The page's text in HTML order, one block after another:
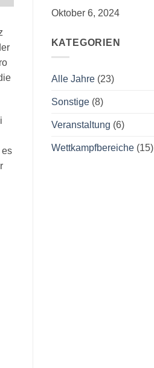
es
Oktober 6, 2024
KATEGORIEN
Alle Jahre(23)
Sonstige(8)
Veranstaltung (6)
Wettkampfbereiche(15)